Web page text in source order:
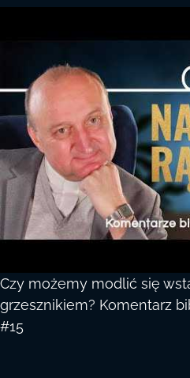
Czy możemy modlić się
grzesznikiem? Komentarz
#15